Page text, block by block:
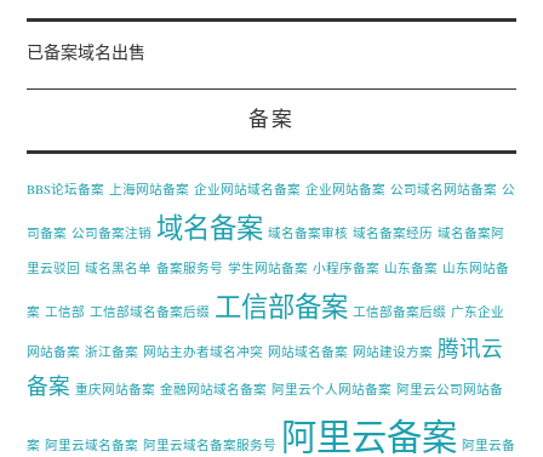
已备案域名出售
备案
BBS论坛备案 上海网站备案 企业网站域名备案 企业网站备案 公司域名网站备案 公
司备案 公司备案注销 域名备案 域名备案审核 域名备案经历 域名备案阿
里云驳回 域名黑名单 备案服务号 学生网站备案 小程序备案 山东备案 山东网站备
案 工信部 工信部域名备案后缀 工信部备案 工信部备案后缀 广东企业
网站备案 浙江备案 网站主办者域名冲突 网站域名备案 网站建设方案 腾讯云
备案 重庆网站备案 金融网站域名备案 阿里云个人网站备案 阿里云公司网站备
案 阿里云域名备案 阿里云域名备案服务号 阿里云备案 阿里云备